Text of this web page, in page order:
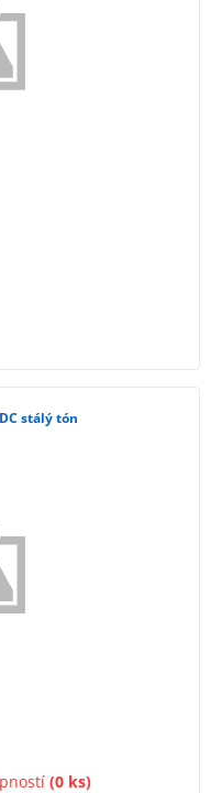
stálý tón
(0 ks)